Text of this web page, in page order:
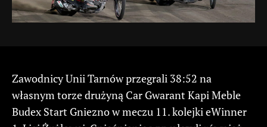
Zawodnicy Unii Tarnów przegrali 38:52 na
własnym torze drużyną Car Gwarant Kapi Meble
Budex Start Gniezno w meczu 11. kolejki eWinner